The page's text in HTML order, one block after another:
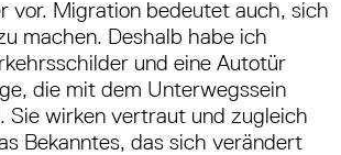
vor. Migration bedeutet auch, sich
machen. Deshalb habe ich
und eine Autotür
die mit dem Unterwegssein
Sie wirken vertraut und zugleich
Bekanntes, das sich verändert